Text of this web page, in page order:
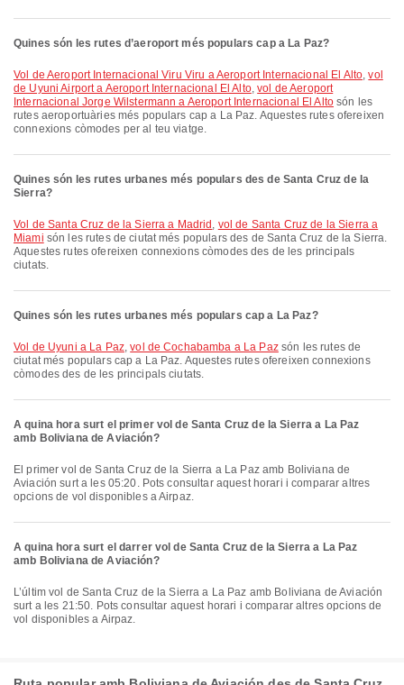
Quines són les rutes d’aeroport més populars cap a La Paz?
vol de Aeroport Internacional Viru Viru a Aeroport Internacional El Alto,vol
de Uyuni Airport a Aeroport Internacional El Alto,vol de Aeroport
Internacional Jorge Wilstermann a Aeroport Internacional El Altosón les
rutes aeroportuàries més populars cap a La Paz. Aquestes rutes ofereixen
connexions còmodes per al teu viatge.
Quines són les rutes urbanes més populars des de Santa Cruz de la
Sierra?
vol de Santa Cruz de la Sierra a Madrid , vol de Santa Cruz de la Sierra a
Miami són les rutes de ciutat més populars des de Santa Cruz de la Sierra.
Aquestes rutes ofereixen connexions còmodes des de les principals
ciutats.
Quines són les rutes urbanes més populars cap a La Paz?
vol de Uyuni a La Paz,vol de Cochabamba a La Pazsón les rutes de
ciutat més populars cap a La Paz. Aquestes rutes ofereixen connexions
còmodes des de les principals ciutats.
A quina hora surt el primer vol de Santa Cruz de la Sierra a La Paz
amb Boliviana de Aviación?
El primer vol de Santa Cruz de la Sierra a La Paz amb Boliviana de
Aviación surt a les 05:20. Pots consultar aquest horari i comparar altres
opcions de vol disponibles a Airpaz.
A quina hora surt el darrer vol de Santa Cruz de la Sierra a La Paz
amb Boliviana de Aviación?
L’últim vol de Santa Cruz de la Sierra a La Paz amb Boliviana de Aviación
surt a les 21:50. Pots consultar aquest horari i comparar altres opcions de
vol disponibles a Airpaz.